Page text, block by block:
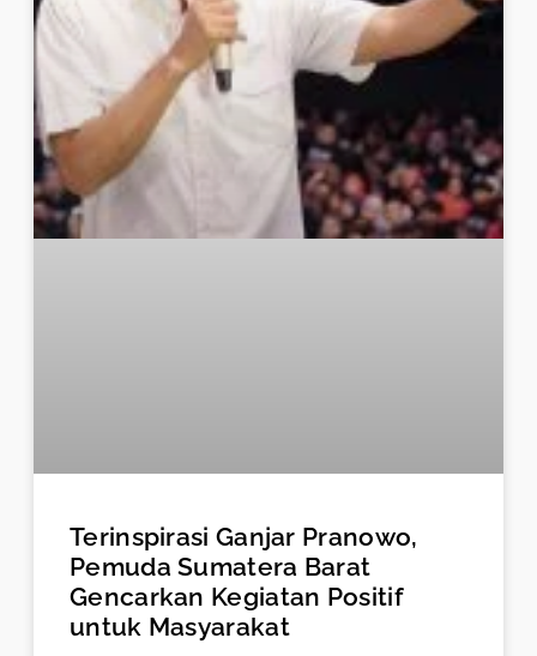
Terinspirasi Ganjar Pranowo,
Pemuda Sumatera Barat
Gencarkan Kegiatan Positif
untuk Masyarakat